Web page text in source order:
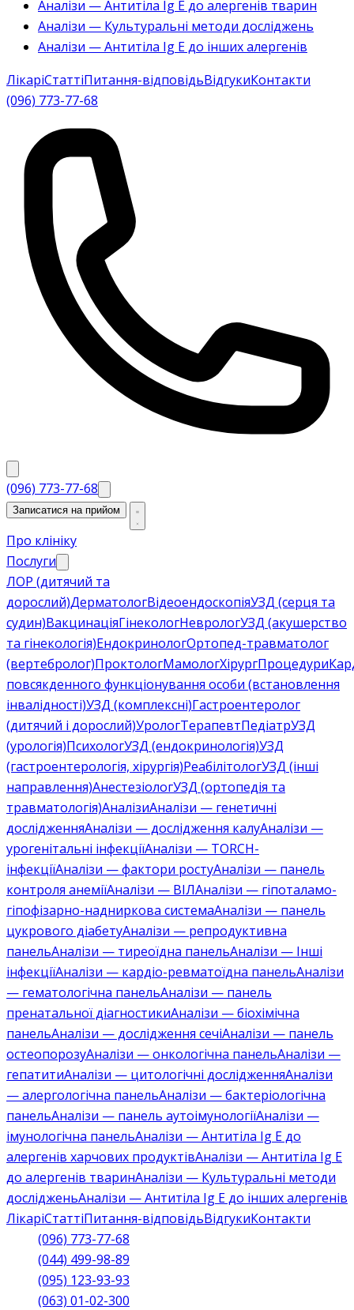
Аналізи — Антитіла Ig E до алергенів тварин
Аналізи — Культуральні методи досліджень
Аналізи — Антитіла Ig E до інших алергенів
ЛікаріСтаттіПитання-відповідьВідгукиКонтакти
(096) 773-77-68
(096) 773-77-68
Записатися на прийом
Про клініку
Послуги
ЛОР (дитячий та
дорослий)ДерматологВідеоендоскопіяУЗД (серця та
судин)ВакцинаціяГінекологНеврологУЗД (акушерство
та гінекологія)ЕндокринологОртопед-травматолог
(вертебролог)ПроктологМамологХірургПроцедури
повсякденного функціонування особи (встановлення
інвалідності)УЗД (комплексні)Гастроентеролог
(дитячий і дорослий)УрологТерапевтПедіатрУЗД
(урологія)ПсихологУЗД (ендокринологія)УЗД
(гастроентерологія, хірургія)РеабілітологУЗД (інші
направлення)АнестезіологУЗД (ортопедія та
травматологія)АналізиАналізи — генетичні
дослідженняАналізи — дослідження калуАналізи —
урогенітальні інфекціїАналізи — TORCH-
інфекціїАналізи — фактори ростуАналізи — панель
контроля анеміїАналізи — ВІЛАналізи — гіпоталамо-
гіпофізарно-надниркова системаАналізи — панель
цукрового діабетуАналізи — репродуктивна
панельАналізи — тиреоїдна панельАналізи — Інші
інфекціїАналізи — кардіо-ревматоїдна панельАналізи
— гематологічна панельАналізи — панель
пренатальної діагностикиАналізи — біохімічна
панельАналізи — дослідження сечіАналізи — панель
остеопорозуАналізи — онкологічна панельАналізи —
гепатитиАналізи — цитологічні дослідженняАналізи
— алергологічна панельАналізи — бактеріологічна
панельАналізи — панель аутоімунологіїАналізи —
імунологічна панельАналізи — Антитіла Ig E до
алергенів харчових продуктівАналізи — Антитіла Ig E
до алергенів тваринАналізи — Культуральні методи
дослідженьАналізи — Антитіла Ig E до інших алергенів
ЛікаріСтаттіПитання-відповідьВідгукиКонтакти
(096) 773-77-68
(044) 499-98-89
(095) 123-93-93
(063) 01-02-300